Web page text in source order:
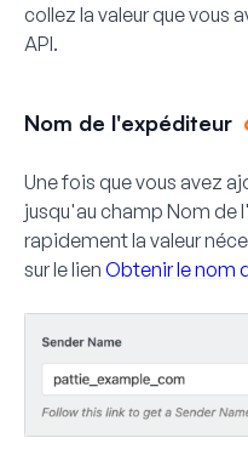
collez la valeur que vous
API.
Nom de l'expéditeur
Une fois que vous avez
jusqu'au champ Nom de
rapidement la valeur
sur le lien Obtenir le nom